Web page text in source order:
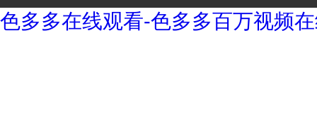
色多多在线观看-色多多百万视频